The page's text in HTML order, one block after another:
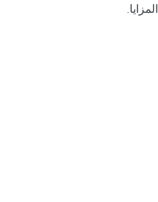
المزايا.